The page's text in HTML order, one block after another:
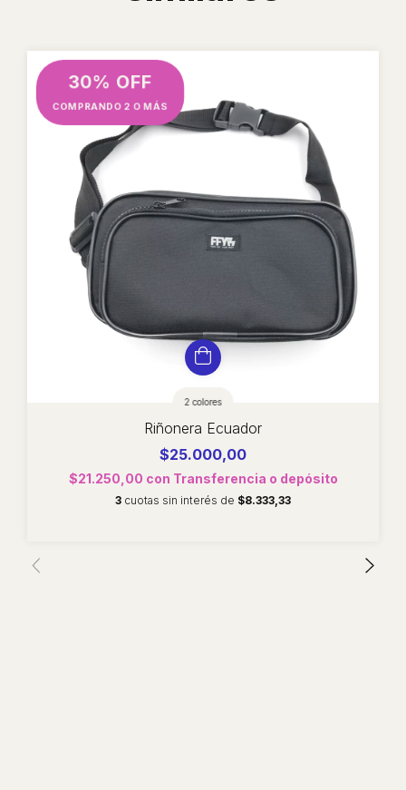
30% OFF
COMPRANDO 2 O MÁS
2 colores
Riñonera Ecuador
$25.000,00
$21.250,00 con Transferencia o depósito
3 cuotas sin interés de $8.333,33